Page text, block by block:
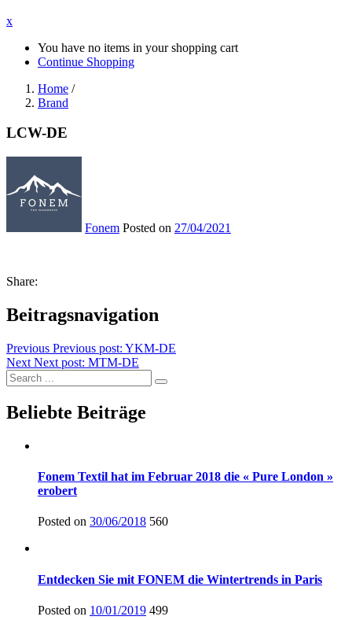
x
You have no items in your shopping cart
Continue Shopping
Home /
Brand
LCW-DE
Fonem Posted on 27/04/2021
Share:
Beitragsnavigation
Previous Previous post: YKM-DE
Next Next post: MTM-DE
Beliebte Beiträge
Fonem Textil hat im Februar 2018 die « Pure London »
erobert
Posted on 30/06/2018 560
Entdecken Sie mit FONEM die Wintertrends in Paris
Posted on 10/01/2019 499